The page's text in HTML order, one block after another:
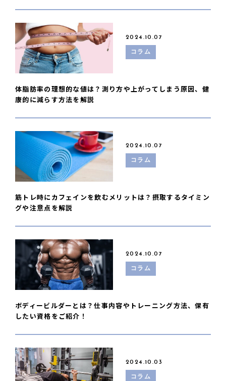
2024.10.07
コラム
体脂肪率の理想的な値は？測り方や上がってしまう原因、健
康的に減らす方法を解説
2024.10.07
コラム
筋トレ時にカフェインを飲むメリットは？摂取するタイミン
グや注意点を解説
2024.10.07
コラム
ボディービルダーとは？仕事内容やトレーニング方法、保有
したい資格をご紹介！
2024.10.03
コラム